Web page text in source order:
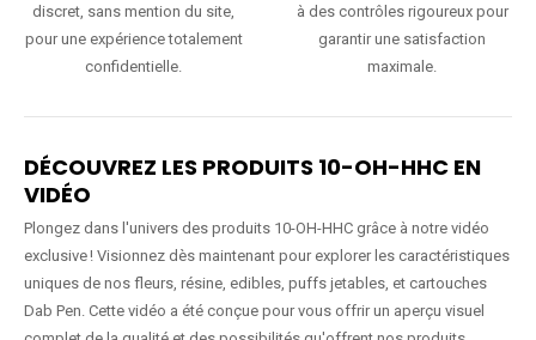
discret, sans mention du site,
pour une expérience totalement
confidentielle.
à des contrôles rigoureux pour
garantir une satisfaction
maximale.
DÉCOUVREZ LES PRODUITS 10-OH-HHC EN
VIDÉO
Plongez dans l'univers des produits 10-OH-HHC grâce à notre vidéo
exclusive ! Visionnez dès maintenant pour explorer les caractéristiques
uniques de nos fleurs, résine, edibles, puffs jetables, et cartouches
Dab Pen. Cette vidéo a été conçue pour vous offrir un aperçu visuel